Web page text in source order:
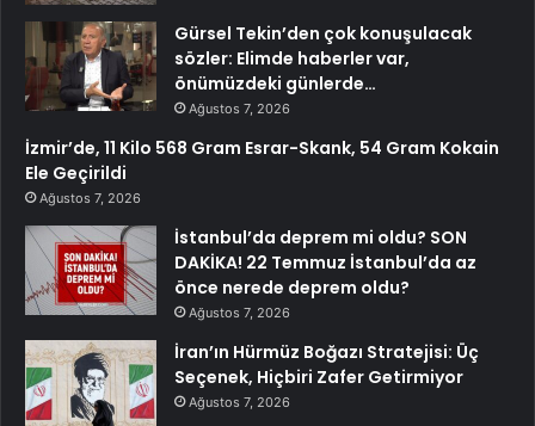
Gürsel Tekin’den çok konuşulacak
sözler: Elimde haberler var,
önümüzdeki günlerde…
Ağustos 7, 2026
İzmir’de, 11 Kilo 568 Gram Esrar-Skank, 54 Gram Kokain
Ele Geçirildi
Ağustos 7, 2026
İstanbul’da deprem mi oldu? SON
DAKİKA! 22 Temmuz İstanbul’da az
önce nerede deprem oldu?
Ağustos 7, 2026
İran’ın Hürmüz Boğazı Stratejisi: Üç
Seçenek, Hiçbiri Zafer Getirmiyor
Ağustos 7, 2026